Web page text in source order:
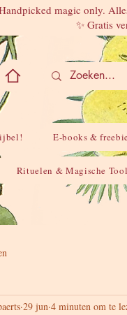
magic only.
✨ Gratis
E-books &
Rituelen & Magische
29 jun 4 minuten om te